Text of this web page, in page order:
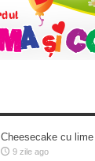
Cheesecake cu
9 zile ago